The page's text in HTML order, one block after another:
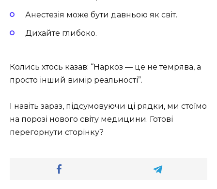
Анестезія може бути давньою як світ.
Дихайте глибоко.
Колись хтось казав: “Наркоз — це не темрява, а
просто інший вимір реальності”.
І навіть зараз, підсумовуючи ці рядки, ми стоїмо
на порозі нового світу медицини. Готові
перегорнути сторінку?